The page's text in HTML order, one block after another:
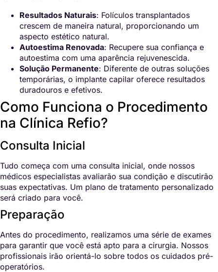
Resultados Naturais: Folículos transplantados
crescem de maneira natural, proporcionando um
aspecto estético natural.
Autoestima Renovada: Recupere sua confiança e
autoestima com uma aparência rejuvenescida.
Solução Permanente: Diferente de outras soluções
temporárias, o implante capilar oferece resultados
duradouros e efetivos.
Como Funciona o Procedimento
na Clínica Refio?
Consulta Inicial
Tudo começa com uma consulta inicial, onde nossos
médicos especialistas avaliarão sua condição e discutirão
suas expectativas. Um plano de tratamento personalizado
será criado para você.
Preparação
Antes do procedimento, realizamos uma série de exames
para garantir que você está apto para a cirurgia. Nossos
profissionais irão orientá-lo sobre todos os cuidados pré-
operatórios.